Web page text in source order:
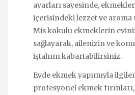
ayarları sayesinde,
içerisindeki lezzet ve aroma
Mis kokulu ekmeklerin
sağlayarak, ailenizin ve
iştahını kabartabilirsiniz.
Evde ekmek yapımıyla
profesyonel ekmek fırınları,